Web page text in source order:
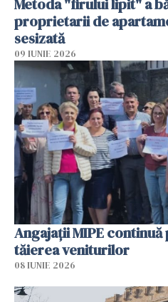
Metoda "firului lipit" a
proprietarii de
sesizată
09 IUNIE 2026
Angajaţii MIPE
tăierea veniturilor
08 IUNIE 2026